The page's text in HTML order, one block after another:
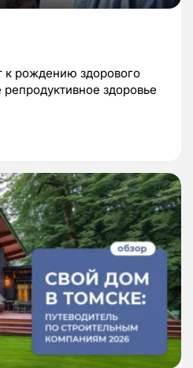
к рождению здорового
здоровье